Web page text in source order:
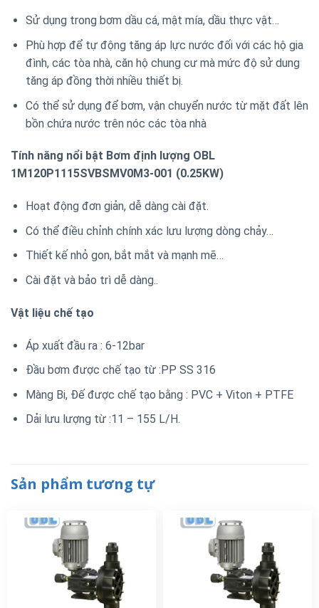
Sử dụng trong bơm dầu cá, mật mía, dầu thực vật…
Phù hợp để tự động tăng áp lực nước đối với các hộ gia
đình, các tòa nhà, căn hộ chung cư mà mức độ sử dung
tăng áp đồng thời nhiều thiết bị.
Có thể sử dụng để bơm, vận chuyển nước từ mặt đất lên
bồn chứa nước trên nóc các tòa nhà
Tính năng nổi bật Bơm định lượng OBL
1M120P1115SVBSMV0M3-001 (0.25KW)
Hoạt động đơn giản, dễ dàng cài đặt.
Có thể điều chỉnh chính xác lưu lượng dòng chảy…
Thiết kế nhỏ gon, bắt mắt và mạnh mẽ…
Cài đặt và bảo trì dễ dàng..
Vật liệu chế tạo
Áp xuất đầu ra : 6-12bar
Đầu bơm được chế tạo từ :PP SS 316
Màng Bi, Đế được chế tạo bằng : PVC + Viton + PTFE
Dải lưu lượng từ :11 – 155 L/H.
Sản phẩm tương tự